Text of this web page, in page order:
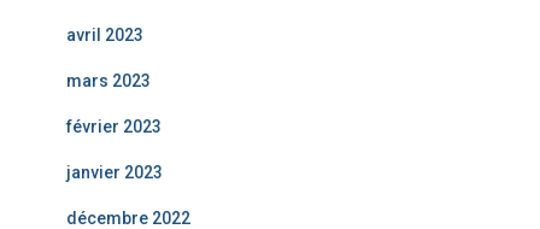
avril 2023
mars 2023
février 2023
janvier 2023
décembre 2022